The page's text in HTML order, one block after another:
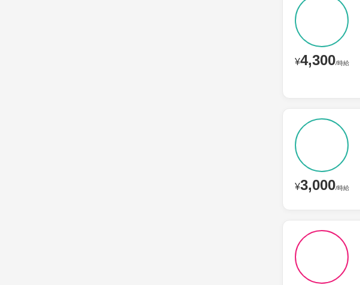
¥4,300/時給
¥3,000/時給